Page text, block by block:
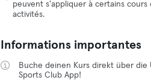
peuvent s'appliquer à certains cours
activités.
Informations importantes
Buche deinen Kurs direkt über die
Sports Club App!